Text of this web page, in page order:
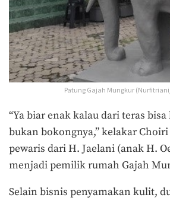
Patung Gajah Mungkur
“Ya biar enak kalau dari teras
bukan bokongnya,” kelakar Choiri
pewaris dari H. Jaelani (anak H.
menjadi pemilik rumah Gajah
Selain bisnis penyamakan kulit,